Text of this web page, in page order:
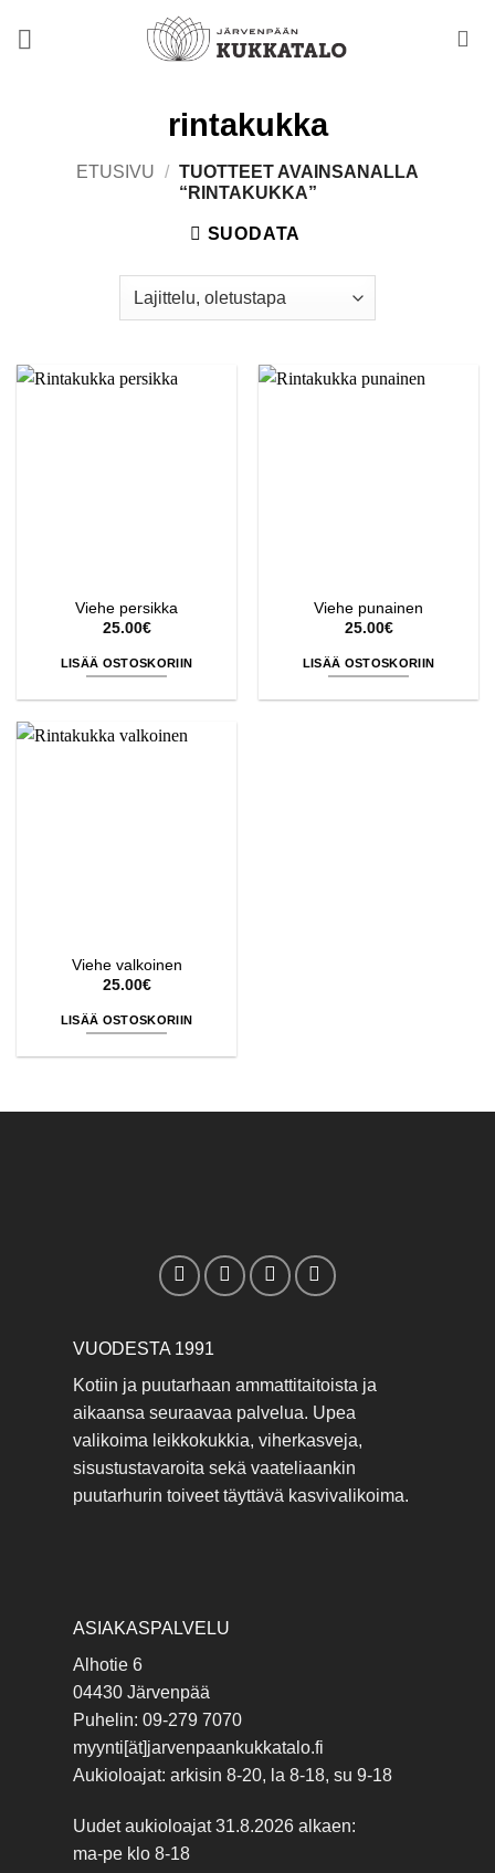
rintakukka
ETUSIVU / TUOTTEET AVAINSANALLA
“RINTAKUKKA”
SUODATA
Viehe persikka
25.00€
LISÄÄ OSTOSKORIIN
Viehe punainen
25.00€
LISÄÄ OSTOSKORIIN
Viehe valkoinen
25.00€
LISÄÄ OSTOSKORIIN
VUODESTA 1991
Kotiin ja puutarhaan ammattitaitoista ja
aikaansa seuraavaa palvelua. Upea
valikoima leikkokukkia, viherkasveja,
sisustustavaroita sekä vaateliaankin
puutarhurin toiveet täyttävä kasvivalikoima.
ASIAKASPALVELU
Alhotie 6
04430 Järvenpää
Puhelin: 09-279 7070
myynti[ät]jarvenpaankukkatalo.fi
Aukioloajat: arkisin 8-20, la 8-18, su 9-18
Uudet aukioloajat 31.8.2026 alkaen:
ma-pe klo 8-18